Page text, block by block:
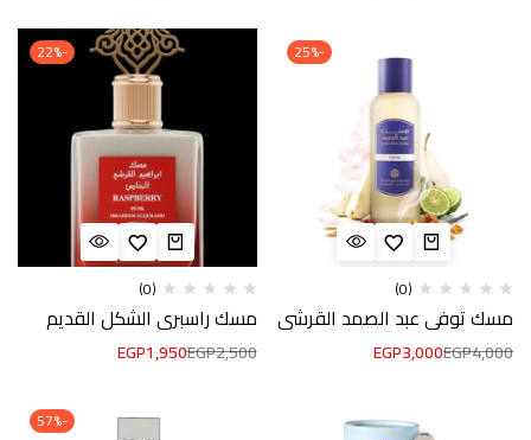
-25%
(0)
مسك توفي عبد الصمد القرشي
EGP4,000
EGP3,000
-22%
(0)
مسك راسبري الشكل القديم
EGP2,500
EGP1,950
-57%